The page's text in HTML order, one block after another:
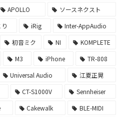
APOLLO
ソースネクスト
iRig
Inter-AppAudio
初音ミク NI
KOMPLETE
M3 iPhone
TR-808
Universal Audio
江夏正晃
CT-S1000V
Sennheiser
Cakewalk
BLE-MIDI